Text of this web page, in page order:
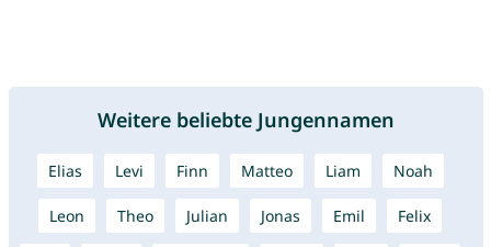
Weitere beliebte Jungennamen
Elias Levi Finn Matteo Liam Noah
Leon Theo Julian Jonas Emil Felix